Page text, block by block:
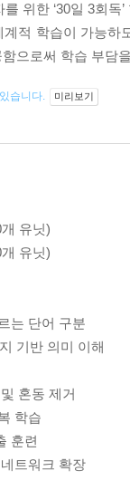
위한 ‘30일 3회
계적 학습이 가능
으로써 학습 부담
습니다. 미리보기
유닛)
유닛)
는 단어 구분
기반 의미 이해
혼동 제거
학습
훈련
트워크 확장